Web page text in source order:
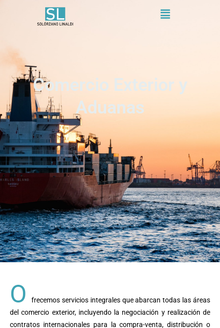
Menú
Comercio Exterior y
Aduanas
O
frecemos servicios integrales que abarcan todas las áreas
del comercio exterior, incluyendo la negociación y realización de
contratos internacionales para la compra-venta, distribución o